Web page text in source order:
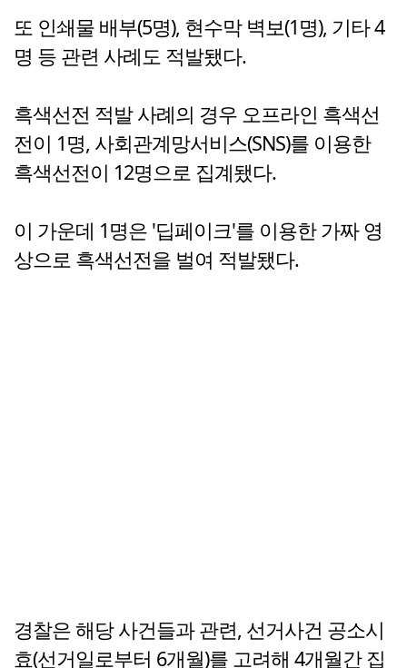
또 인쇄물 배부(5명), 현수막 벽보(1명), 기타 4
명 등 관련 사례도 적발됐다.
흑색선전 적발 사례의 경우 오프라인 흑색선
전이 1명, 사회관계망서비스(SNS)를 이용한
흑색선전이 12명으로 집계됐다.
이 가운데 1명은 '딥페이크'를 이용한 가짜 영
상으로 흑색선전을 벌여 적발됐다.
경찰은 해당 사건들과 관련, 선거사건 공소시
효(선거일로부터 6개월)를 고려해 4개월간 집